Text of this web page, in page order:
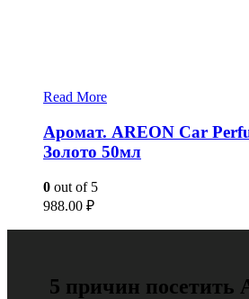
Read More
Аромат. AREON Car
Золото 50мл
0 out of 5
988.00 ₽
5 причин посетить